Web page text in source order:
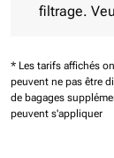
filtrage.
* Les tarifs affichés
peuvent ne pas être
de bagages
peuvent s'appliquer